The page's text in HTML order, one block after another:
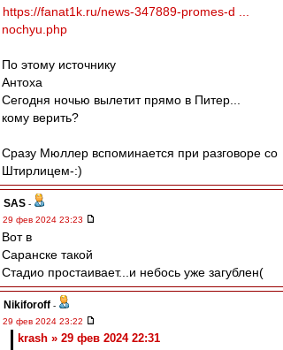
https://fanat1k.ru/news-347889-promes-d ...
nochyu.php
По этому источнику
Антоха
Сегодня ночью вылетит прямо в Питер...
кому верить?
Сразу Мюллер вспоминается при разговоре со
Штирлицем-:)
SAS -
29 фев 2024 23:23
Вот в
Саранске такой
Стадио простаивает...и небось уже загублен(
Nikiforoff -
29 фев 2024 23:22
krash » 29 фев 2024 22:31